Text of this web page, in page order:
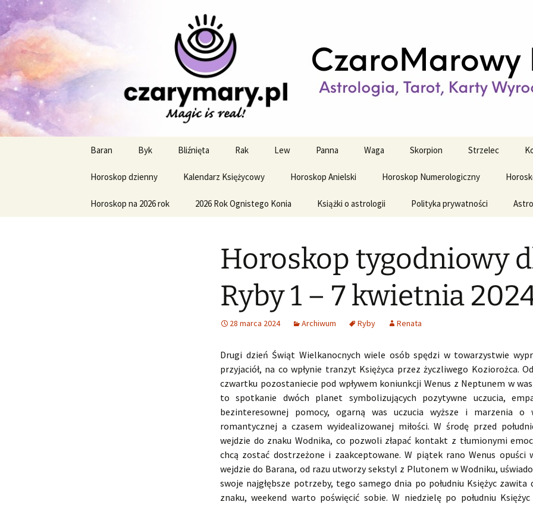
CzaroMarowy horoskop
miesięczny i tygodniowy
Profesjonalne przepowiednie astrologiczne
treści
Baran Byk Bliźnięta Rak Lew Panna Waga Skorpion Strzelec
Horoskop dzienny Kalendarz Księżycowy Horoskop Anielski Horoskop Numerologiczny
Horoskop na 2026 rok 2026 Rok Ognistego Konia Książki o astrologii Polityka prywatności
Horoskop tygodniowy
Ryby 1 – 7 kwietnia
28 marca 2024 Archiwum Ryby Renata
Drugi dzień Świąt Wielkanocnych wiele osób spędzi w towarzystwie
przyjaciół, na co wpłynie tranzyt Księżyca przez życzliwego Koziorożca.
czwartku pozostaniecie pod wpływem koniunkcji Wenus z Neptunem w
to spotkanie dwóch planet symbolizujących pozytywne uczucia,
bezinteresownej pomocy, ogarną was uczucia wyższe i marzenia o
romantycznej a czasem wyidealizowanej miłości. W środę przed
wejdzie do znaku Wodnika, co pozwoli złapać kontakt z tłumionymi
chcą zostać dostrzeżone i zaakceptowane. W piątek rano Wenus opuści
wejdzie do Barana, od razu utworzy sekstyl z Plutonem w Wodniku,
swoje najgłębsze potrzeby, tego samego dnia po południu Księżyc zawita
znaku, weekend warto poświęcić sobie. W niedzielę po południu